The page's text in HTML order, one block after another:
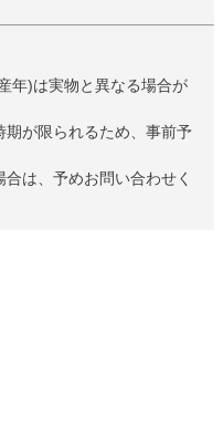
年)は実物と異なる場合が
が限られるため、事前予
は、予めお問い合わせく